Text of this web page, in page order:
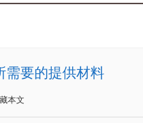
需要的提供材料
本文